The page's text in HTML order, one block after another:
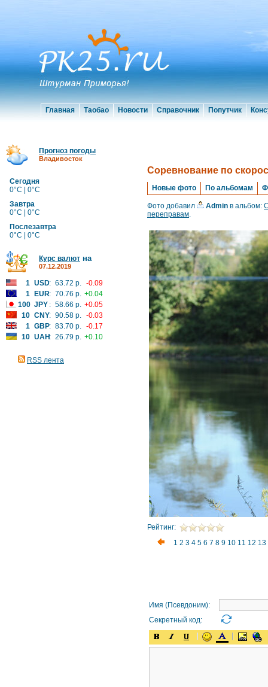
Главная Таобао Новости Справочник Попутчик
Прогноз погоды
Владивосток
Сегодня
0°C | 0°C
Завтра
0°C | 0°C
Послезавтра
0°C | 0°C
Курс валют на
07.12.2019
1 USD: 63.72 р. -0.09
1
EUR: 70.76 р. +0.04
100 JPY : 58.66 р. +0.05
10 CNY: 90.58 р. -0.03
1 GBP: 83.70 р. -0.17
10 UAH: 26.79 р. +0.10
RSS лента
Cоревнование по
Новые фото По альбомам
Фото добавил Admin в альбом:
переправам.
Рейтинг:
1 2 3 4 5 6 7 8 9 10 11 12 13
Имя (Псевдоним):
Секретный код: